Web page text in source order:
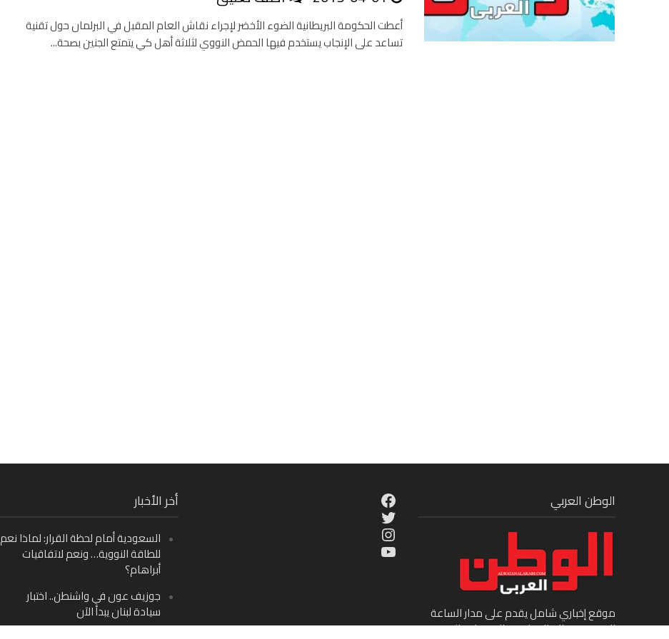
أعطت الحكومة البريطانية الضوء الأخضر لإجراء نقاش العام المقبل في البرلمان حول تقنية
تساعد على الإنجاب يستخدم فيها الحمض النووي لثلاثة أهل كي يتمتع الجنين بصحة...
أخر الأخبار
السعودية أمام لحظة القرار: لماذا نعم
للطاقة النووية… ونعم لاتفاقيات
أبراهام؟
جوزيف عون في واشنطن.. اختبار
سيادة لبنان يبدأ الآن
Facebook
Twitter
Instagram
YouTube
الوطن العربي
موقع إخباري شامل يقدم على مدار الساعة
الجديد في عالم السياسة والاقتصاد والفن